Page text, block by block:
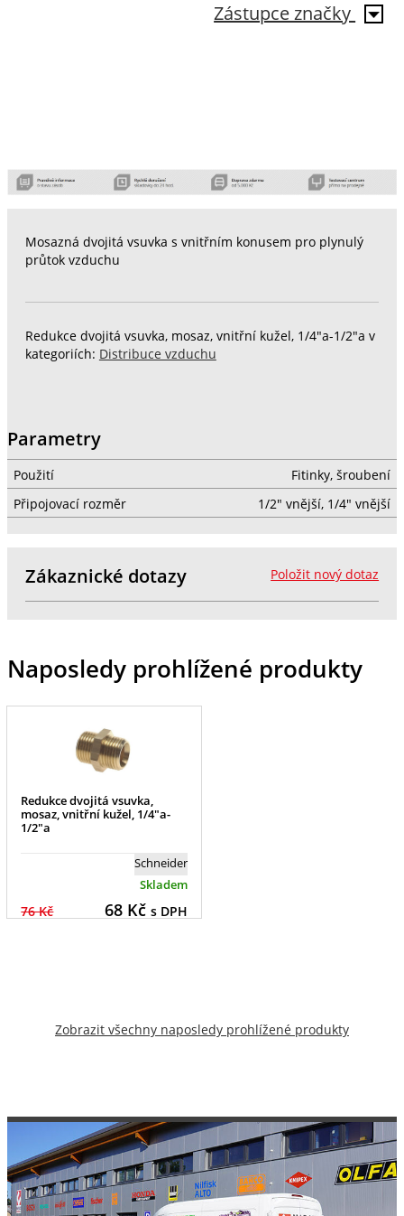
Zástupce značky
Mosazná dvojitá vsuvka s vnitřním konusem pro plynulý
průtok vzduchu
Redukce dvojitá vsuvka, mosaz, vnitřní kužel, 1/4"a-1/2"a v
kategoriích: Distribuce vzduchu
Parametry
Použití
Fitinky, šroubení
Připojovací rozměr
1/2" vnější, 1/4" vnější
Položit nový dotaz
Zákaznické dotazy
Naposledy prohlížené produkty
Redukce dvojitá vsuvka,
mosaz, vnitřní kužel, 1/4"a-
1/2"a
Schneider
Skladem
76 Kč 68Kč s DPH
Zobrazit všechny naposledy prohlížené produkty